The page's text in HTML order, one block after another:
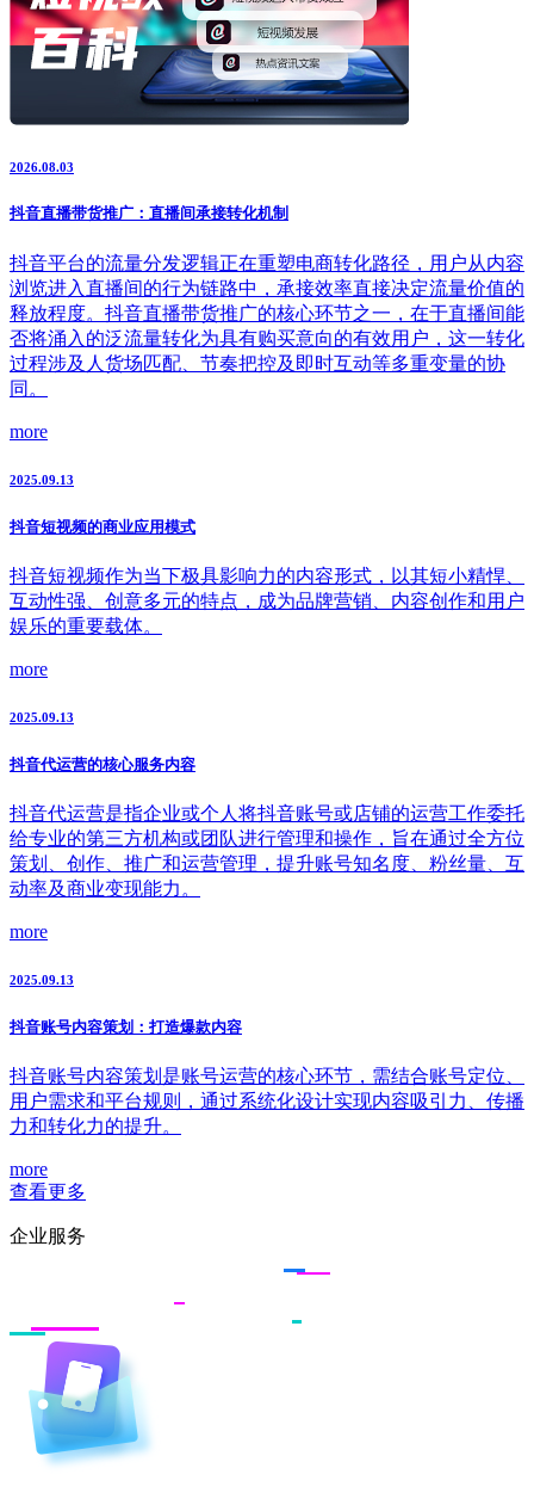
2026.08.03
抖音直播带货推广：直播间承接转化机制
抖音平台的流量分发逻辑正在重塑电商转化路径，用户从内容
浏览进入直播间的行为链路中，承接效率直接决定流量价值的
释放程度。抖音直播带货推广的核心环节之一，在于直播间能
否将涌入的泛流量转化为具有购买意向的有效用户，这一转化
过程涉及人货场匹配、节奏把控及即时互动等多重变量的协
同。
more
2025.09.13
抖音短视频的商业应用模式
抖音短视频作为当下极具影响力的内容形式，以其短小精悍、
互动性强、创意多元的特点，成为品牌营销、内容创作和用户
娱乐的重要载体。
more
2025.09.13
抖音代运营的核心服务内容
抖音代运营是指企业或个人将抖音账号或店铺的运营工作委托
给专业的第三方机构或团队进行管理和操作，旨在通过全方位
策划、创作、推广和运营管理，提升账号知名度、粉丝量、互
动率及商业变现能力。
more
2025.09.13
抖音账号内容策划：打造爆款内容
抖音账号内容策划是账号运营的核心环节，需结合账号定位、
用户需求和平台规则，通过系统化设计实现内容吸引力、传播
力和转化力的提升。
more
查看更多
企业服务